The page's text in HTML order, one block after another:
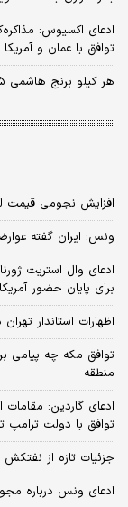
ادعای اکسیوس:
توافق با عمان و
هر کیلو برنج هاشمی ۵۹۵ هزار تومان شد/ قیمت جدید برنج در بازار
افزایش نجومی قیمت
ونس: ایران گفته
ادعای وال استریت
برای پایان حضور
اظهارات استاندار
توافق مکه چه پیامی
منطقه
ادعای گاردین: مقامات
توافق با دولت ترامپ
جزئیات تازه از نفتکش
ادعای ونس درباره